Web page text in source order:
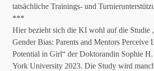
tatsächliche Trainings- und
***
Hier bezieht sich die KI wohl auf die Studie
Gender Bias: Parents and Mentors Perceive
Potential in Girl“ der Doktorandin Sophie
York University 2023. Die Study wird